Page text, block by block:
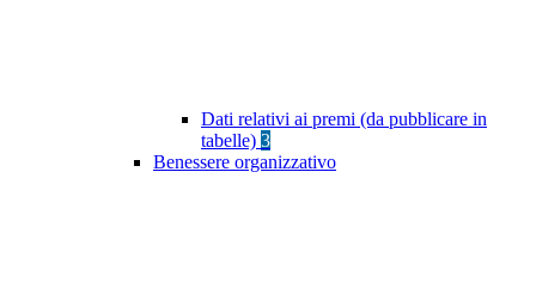
Dati relativi ai premi (da pubblicare in
tabelle) 3
Benessere organizzativo